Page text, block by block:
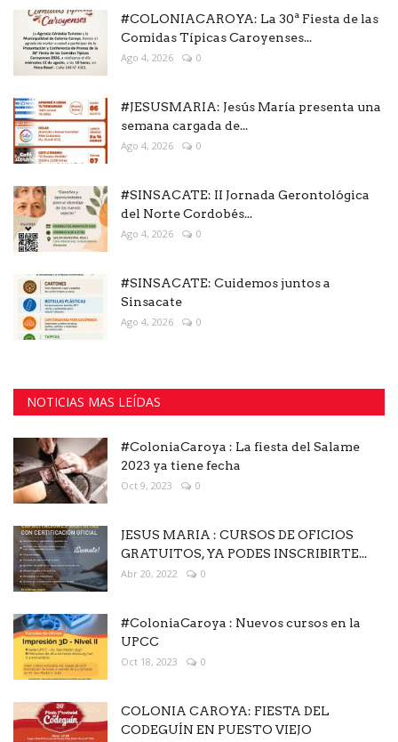
#COLONIACAROYA: La 30ª Fiesta de las
Comidas Típicas Caroyenses...
Ago 4, 2026 0
#JESUSMARIA: Jesús María presenta una
semana cargada de...
Ago 4, 2026 0
#SINSACATE: II Jornada Gerontológica
del Norte Cordobés...
Ago 4, 2026 0
#SINSACATE: Cuidemos juntos a
Sinsacate
Ago 4, 2026 0
NOTICIAS MAS LEÍDAS
#ColoniaCaroya : La fiesta del Salame
2023 ya tiene fecha
Oct 9, 2023 0
JESUS MARIA : CURSOS DE OFICIOS
GRATUITOS, YA PODES INSCRIBIRTE...
Abr 20, 2022 0
#ColoniaCaroya : Nuevos cursos en la
UPCC
Oct 18, 2023 0
COLONIA CAROYA: FIESTA DEL
CODEGUÍN EN PUESTO VIEJO